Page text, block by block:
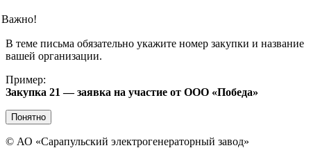
Важно!
В теме письма обязательно укажите номер закупки и название
вашей организации.
Пример:
Закупка 21 — заявка на участие от ООО «Победа»
Понятно
© АО «Сарапульский электрогенераторный завод»